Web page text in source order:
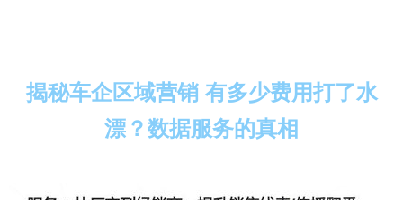
揭秘车企区域营销 有多少费用打了水
漂？数据服务的真相